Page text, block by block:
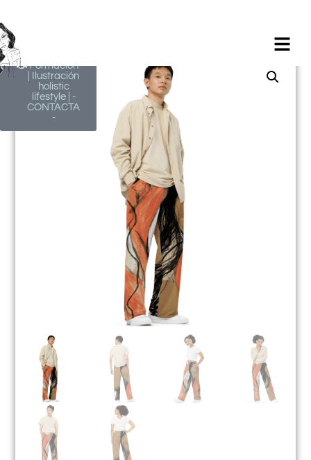
Formación
| Ilustración
holistic
lifestyle | -
CONTACTA
-